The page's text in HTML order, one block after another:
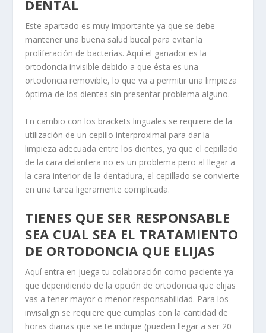
DENTAL
Este apartado es muy importante ya que se debe
mantener una buena salud bucal para evitar la
proliferación de bacterias. Aquí el ganador es la
ortodoncia invisible debido a que ésta es una
ortodoncia removible, lo que va a permitir una limpieza
óptima de los dientes sin presentar problema alguno.
En cambio con los brackets linguales se requiere de la
utilización de un cepillo interproximal para dar la
limpieza adecuada entre los dientes, ya que el cepillado
de la cara delantera no es un problema pero al llegar a
la cara interior de la dentadura, el cepillado se convierte
en una tarea ligeramente complicada.
TIENES QUE SER RESPONSABLE
SEA CUAL SEA EL TRATAMIENTO
DE ORTODONCIA QUE ELIJAS
Aquí entra en juega tu colaboración como paciente ya
que dependiendo de la opción de ortodoncia que elijas
vas a tener mayor o menor responsabilidad. Para los
invisalign se requiere que cumplas con la cantidad de
horas diarias que se te indique (pueden llegar a ser 20